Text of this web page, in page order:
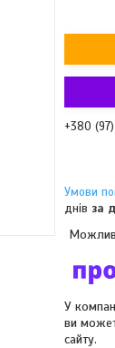
+380
днів за
У
ви
сайту.